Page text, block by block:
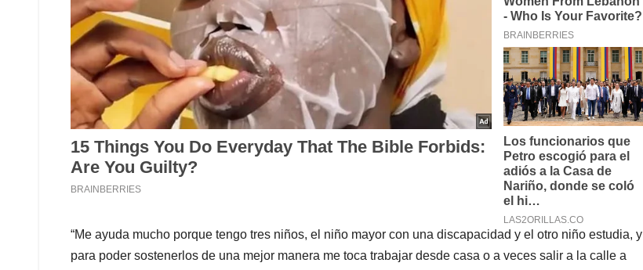
“Me ayuda mucho porque tengo tres niños, el niño mayor con una discapacidad y el otro niño estudia, y
para poder sostenerlos de una mejor manera me toca trabajar desde casa o a veces salir a la calle a